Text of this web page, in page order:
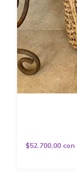
$52.700,00 con